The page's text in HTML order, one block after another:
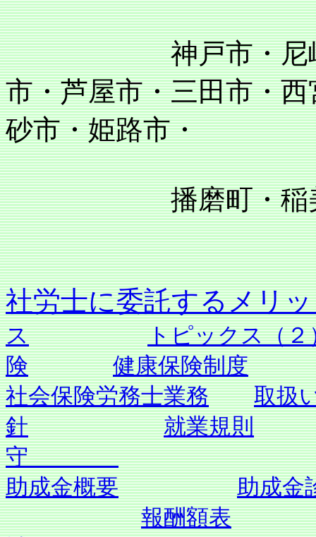
神戸市・尼崎市・
市・芦屋市・三田市・
砂市・姫路市・
播磨町・稲美町
社労士に委託す
ス
トピックス（２
険
健康保険制度
社会保険労務士業務
取扱
針
就業規則
守
助成金概要
助成金
報酬額表